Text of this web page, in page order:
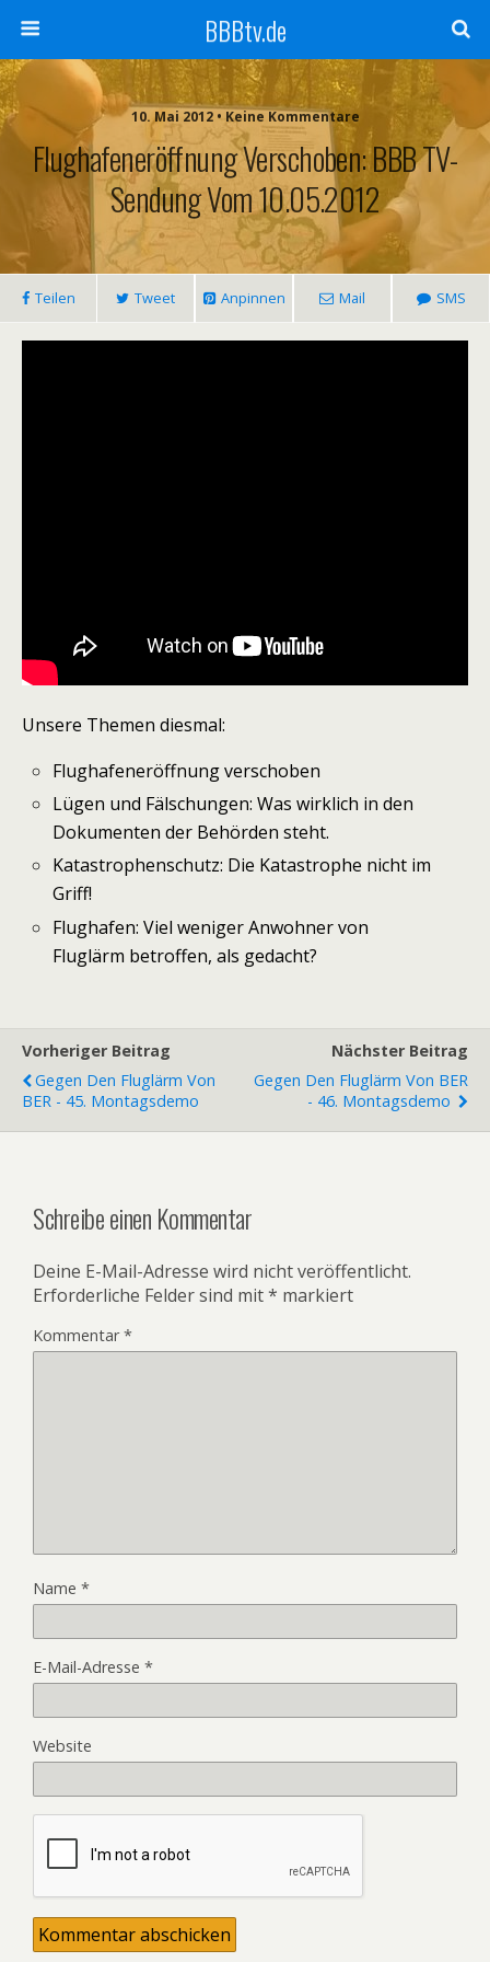
BBBtv.de
10. Mai 2012 • Keine Kommentare
Flughafeneröffnung Verschoben: BBB TV-
Sendung Vom 10.05.2012
Teilen Tweet Anpinnen Mail SMS
Unsere Themen diesmal:
Flughafeneröffnung verschoben
Lügen und Fälschungen: Was wirklich in den
Dokumenten der Behörden steht.
Katastrophenschutz: Die Katastrophe nicht im
Griff!
Flughafen: Viel weniger Anwohner von
Fluglärm betroffen, als gedacht?
Vorheriger Beitrag
Gegen Den Fluglärm Von
BER - 45. Montagsdemo
Nächster Beitrag
Gegen Den Fluglärm Von BER
- 46. Montagsdemo
Schreibe einen Kommentar
Deine E-Mail-Adresse wird nicht veröffentlicht.
Erforderliche Felder sind mit* markiert
Kommentar*
Name *
E-Mail-Adresse *
Website